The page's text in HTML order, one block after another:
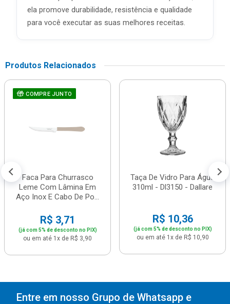
ela promove durabilidade, resistência e qualidade
para você executar as suas melhores receitas.
Produtos Relacionados
COMPRE JUNTO
Faca Para Churrasco
Leme Com Lâmina Em
Aço Inox E Cabo De Po...
R$ 3,71
(já com 5% de desconto no PIX)
ou em até 1x de R$ 3,90
Taça De Vidro Para Água
310ml - Dl3150 - Dallare
R$ 10,36
(já com 5% de desconto no PIX)
ou em até 1x de R$ 10,90
Entre em nosso Grupo de Whatsapp e